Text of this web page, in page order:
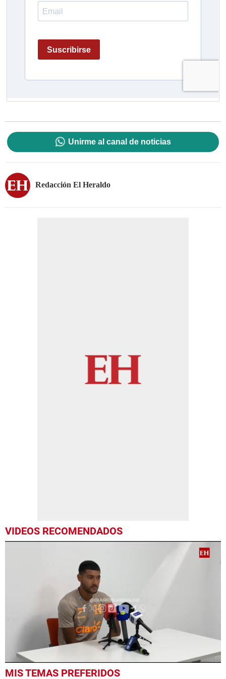
Unirme al canal de noticias
Redacción El Heraldo
VIDEOS RECOMENDADOS
seconds
MIS TEMAS PREFERIDOS